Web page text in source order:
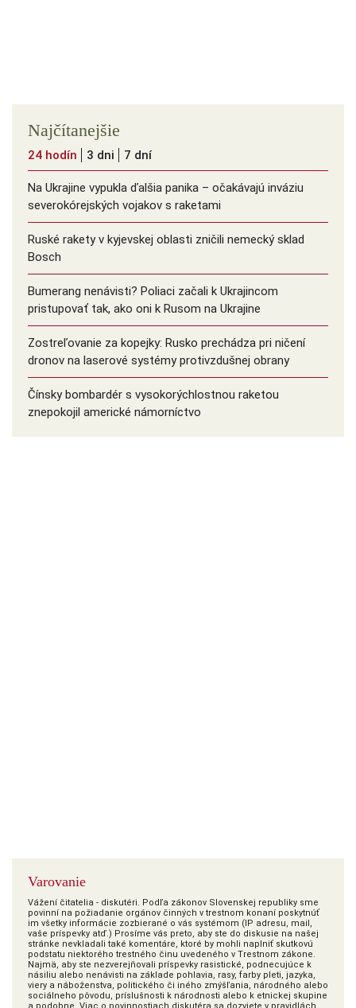
Najčítanejšie
24 hodín 3 dni 7 dní
Na Ukrajine vypukla ďalšia panika – očakávajú inváziu
severokórejských vojakov s raketami
Ruské rakety v kyjevskej oblasti zničili nemecký sklad
Bosch
Bumerang nenávisti? Poliaci začali k Ukrajincom
pristupovať tak, ako oni k Rusom na Ukrajine
Zostreľovanie za kopejky: Rusko prechádza pri ničení
dronov na laserové systémy protivzdušnej obrany
Čínsky bombardér s vysokorýchlostnou raketou
znepokojil americké námorníctvo
Varovanie
Vážení čitatelia - diskutéri. Podľa zákonov Slovenskej republiky sme
povinní na požiadanie orgánov činných v trestnom konaní poskytnúť
im všetky informácie zozbierané o vás systémom (IP adresu, mail,
vaše príspevky atď.) Prosíme vás preto, aby ste do diskusie na našej
stránke nevkladali také komentáre, ktoré by mohli naplniť skutkovú
podstatu niektorého trestného činu uvedeného v Trestnom zákone.
Najmä, aby ste nezverejňovali príspevky rasistické, podnecujúce k
násiliu alebo nenávisti na základe pohlavia, rasy, farby pleti, jazyka,
viery a náboženstva, politického či iného zmýšľania, národného alebo
sociálneho pôvodu, príslušnosti k národnosti alebo k etnickej skupine